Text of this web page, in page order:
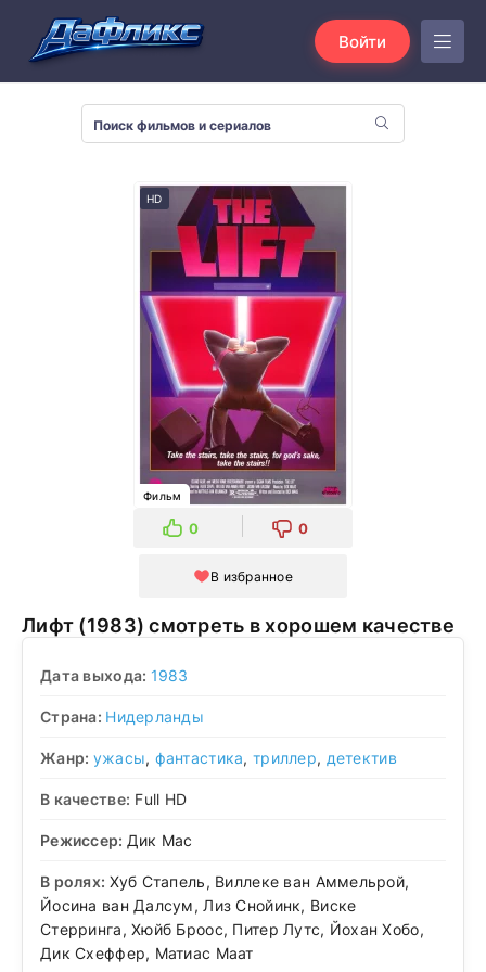
Войти
HD
Фильм
0 0
В избранное
Лифт (1983) смотреть в хорошем качестве
Дата выхода: 1983
Страна: Нидерланды
Жанр: ужасы, фантастика,триллер, детектив
В качестве: Full HD
Режиссер: Дик Мас
В ролях: Хуб Стапель, Виллеке ван Аммельрой,
Йосина ван Далсум, Лиз Снойинк, Виске
Стерринга, Хюйб Броос, Питер Лутс, Йохан Хобо,
Дик Схеффер, Матиас Маат